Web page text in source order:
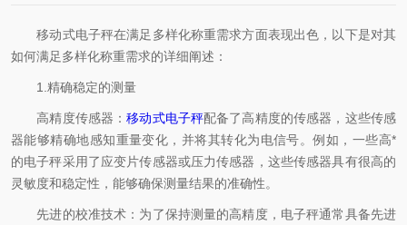
移动式电子秤在满足多样化称重需求方面表现出色，以下是对其
如何满足多样化称重需求的详细阐述：
1.精确稳定的测量
高精度传感器：移动式电子秤配备了高精度的传感器，这些传感
器能够精确地感知重量变化，并将其转化为电信号。例如，一些高*
的电子秤采用了应变片传感器或压力传感器，这些传感器具有很高的
灵敏度和稳定性，能够确保测量结果的准确性。
先进的校准技术：为了保持测量的高精度，电子秤通常具备先进